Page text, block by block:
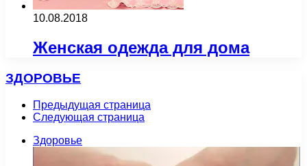
10.08.2018
Женская одежда для дома
ЗДОРОВЬЕ
Предыдущая страница
Следующая страница
Здоровье